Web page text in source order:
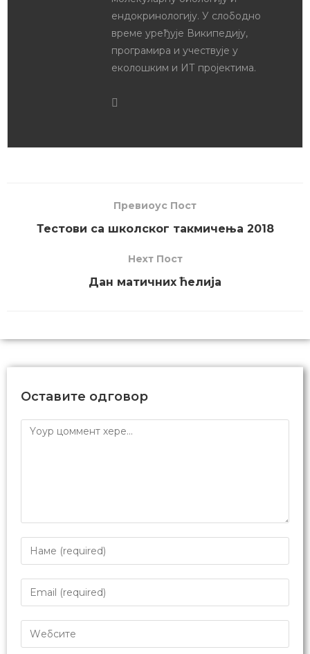
ендокринологију. У слободно
време уређује Википедију,
програмира и учествује у
еколошким и ИТ пројектима.
Превиоус Пост
Тестови са школског такмичења 2018
Неxт Пост
Дан матичних ћелија
Оставите одговор